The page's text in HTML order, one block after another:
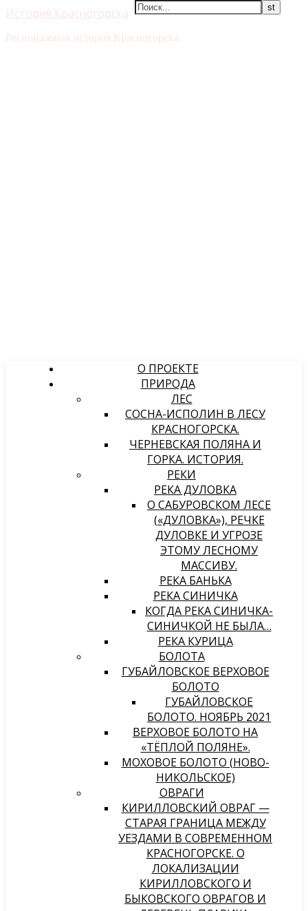
История Красногорска
Региональная история Красногорска.
О ПРОЕКТЕ
ПРИРОДА
ЛЕС
СОСНА-ИСПОЛИН В ЛЕСУ
КРАСНОГОРСКА.
ЧЕРНЕВСКАЯ ПОЛЯНА И
ГОРКА. ИСТОРИЯ.
РЕКИ
РЕКА ДУЛОВКА
О САБУРОВСКОМ ЛЕСЕ
(«ДУЛОВКА»), РЕЧКЕ
ДУЛОВКЕ И УГРОЗЕ
ЭТОМУ ЛЕСНОМУ
МАССИВУ.
РЕКА БАНЬКА
РЕКА СИНИЧКА
КОГДА РЕКА СИНИЧКА-
СИНИЧКОЙ НЕ БЫЛА…
РЕКА КУРИЦА
БОЛОТА
ГУБАЙЛОВСКОЕ ВЕРХОВОЕ
БОЛОТО
ГУБАЙЛОВСКОЕ
БОЛОТО. НОЯБРЬ 2021
ВЕРХОВОЕ БОЛОТО НА
«ТЁПЛОЙ ПОЛЯНЕ».
МОХОВОЕ БОЛОТО (НОВО-
НИКОЛЬСКОЕ)
ОВРАГИ
КИРИЛЛОВСКИЙ ОВРАГ —
СТАРАЯ ГРАНИЦА МЕЖДУ
УЕЗДАМИ В СОВРЕМЕННОМ
КРАСНОГОРСКЕ. О
ЛОКАЛИЗАЦИИ
КИРИЛЛОВСКОГО И
БЫКОВСКОГО ОВРАГОВ И